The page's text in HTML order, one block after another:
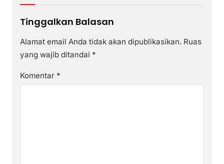
Tinggalkan Balasan
Alamat email Anda tidak akan dipublikasikan. Ruas
yang wajib ditandai *
Komentar *